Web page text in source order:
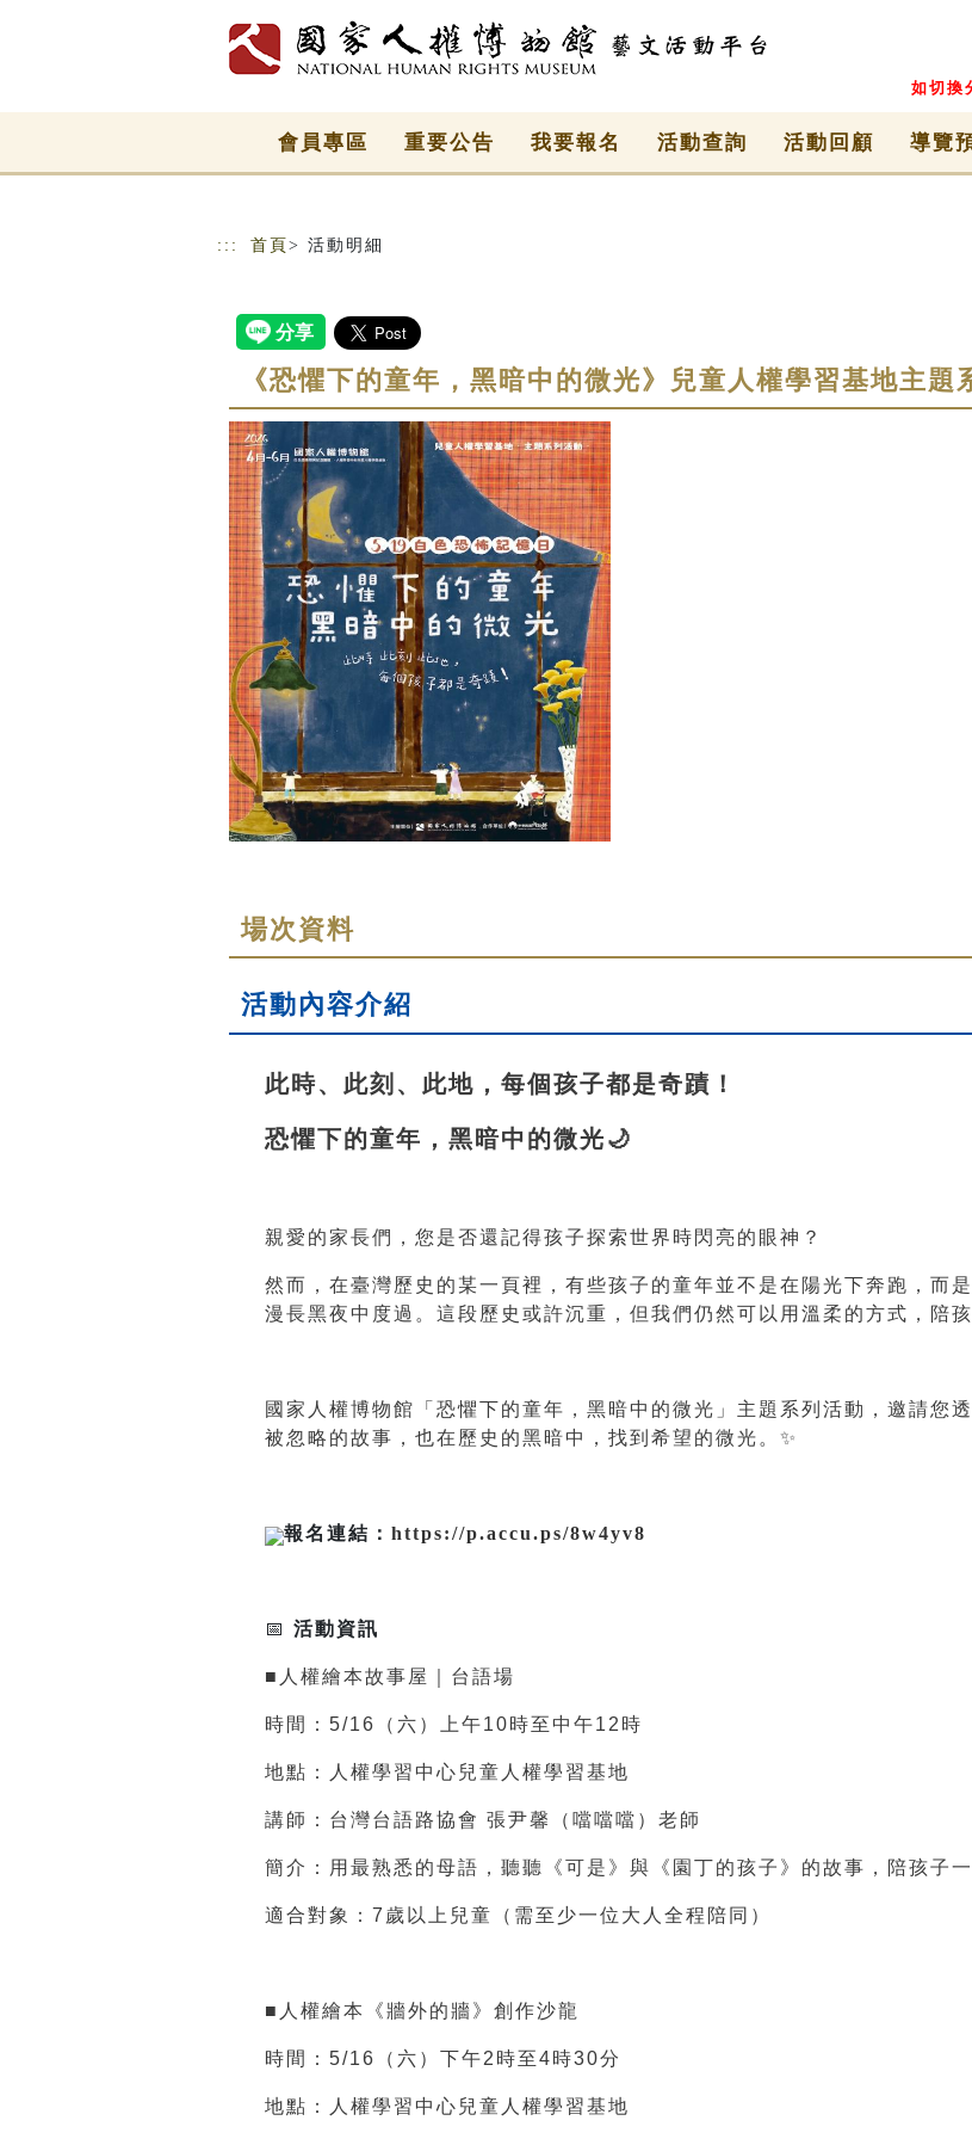
如切換
會員專區 重要公告 我要報名 活動查詢 活動回顧 導覽
::: 首頁 > 活動明細
《恐懼下的童年，黑暗中的微光》兒童人權學習基地主題
場次資料
活動內容介紹
此時、此刻、此地，每個孩子都是奇蹟！
恐懼下的童年，黑暗中的微光🌙
親愛的家長們，您是否還記得孩子探索世界時閃亮的眼神？
然而，在臺灣歷史的某一頁裡，有些孩子的童年並不是在陽光下奔跑，而
漫長黑夜中度過。這段歷史或許沉重，但我們仍然可以用溫柔的方式，陪孩
國家人權博物館「恐懼下的童年，黑暗中的微光」主題系列活動，邀請您
被忽略的故事，也在歷史的黑暗中，找到希望的微光。 ✨
報名連結： https://p.accu.ps/8w4yv8
📅 活動資訊
■人權繪本故事屋｜台語場
時間：5/16（六）上午10時至中午12時
地點：人權學習中心兒童人權學習基地
講師：台灣台語路協會 張尹馨（噹噹噹）老師
簡介：用最熟悉的母語，聽聽《可是》與《園丁的孩子》的故事，陪孩子
適合對象：7歲以上兒童（需至少一位大人全程陪同）
■人權繪本《牆外的牆》創作沙龍
時間：5/16（六）下午2時至4時30分
地點：人權學習中心兒童人權學習基地